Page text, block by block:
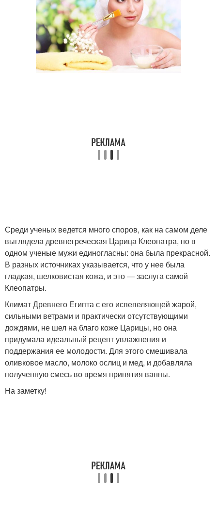
Среди ученых ведется много споров, как на самом деле
выглядела древнегреческая Царица Клеопатра, но в
одном ученые мужи единогласны: она была прекрасной.
В разных источниках указывается, что у нее была
гладкая, шелковистая кожа, и это — заслуга самой
Клеопатры.
Климат Древнего Египта с его испепеляющей жарой,
сильными ветрами и практически отсутствующими
дождями, не шел на благо коже Царицы, но она
придумала идеальный рецепт увлажнения и
поддержания ее молодости. Для этого смешивала
оливковое масло, молоко ослиц и мед, и добавляла
полученную смесь во время принятия ванны.
На заметку!